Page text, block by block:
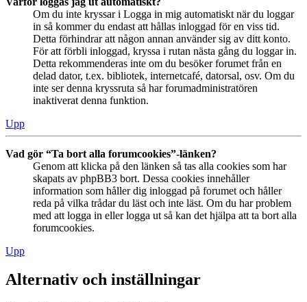
Om du inte kryssar i Logga in mig automatiskt när du loggar
in så kommer du endast att hållas inloggad för en viss tid.
Detta förhindrar att någon annan använder sig av ditt konto.
För att förbli inloggad, kryssa i rutan nästa gång du loggar in.
Detta rekommenderas inte om du besöker forumet från en
delad dator, t.ex. bibliotek, internetcafé, datorsal, osv. Om du
inte ser denna kryssruta så har forumadministratören
inaktiverat denna funktion.
Upp
Vad gör “Ta bort alla forumcookies”-länken?
Genom att klicka på den länken så tas alla cookies som har
skapats av phpBB3 bort. Dessa cookies innehåller
information som håller dig inloggad på forumet och håller
reda på vilka trådar du läst och inte läst. Om du har problem
med att logga in eller logga ut så kan det hjälpa att ta bort alla
forumcookies.
Upp
Alternativ och inställningar